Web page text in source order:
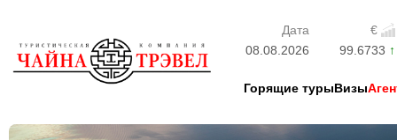
Дата
€
08.08.2026
99.6733
Горящие турыВизы